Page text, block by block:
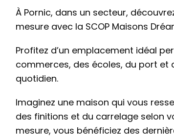
À Pornic, dans un secteur,
mesure avec la SCOP Maisons
Profitez d’un emplacement idéal
commerces, des écoles, du port et
quotidien.
Imaginez une maison qui vous
des finitions et du carrelage selon
mesure, vous bénéficiez des